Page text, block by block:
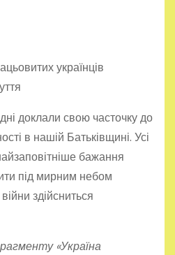
українців
доклали свою часточку до
в нашій Батьківщині. Усі
бажання
під мирним небом
здійсниться
«Україна